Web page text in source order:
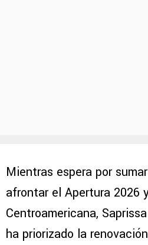
Mientras espera por
afrontar el Apertura 2026
Centroamericana,
ha priorizado la